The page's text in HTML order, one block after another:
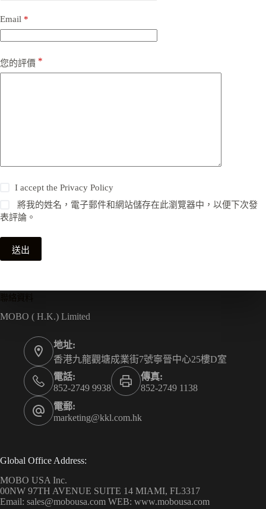
Email *
您的評價 *
I accept thePrivacy Policy
將我的姓名，電子郵件和網站儲存在此瀏覽器中，以便下次發
表評論。
送出
MOBO ( H.K.) Limited
地址:
香港九龍觀塘成業街7號寧晉中心25樓D室
電話:
852-2749 9938
傳真:
852-2749 1138
電郵:
marketing@kkl.com.hk
Global Office Address:
MOBO USA Inc.
00NW 97TH AVENUE SUITE 14 MIAMI, FL3317
Email: sales@mobousa.com WEB: www.mobousa.com